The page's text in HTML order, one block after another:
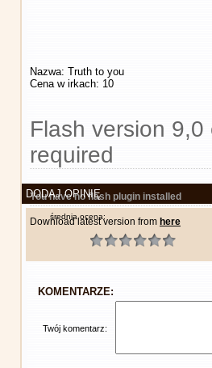
Nazwa: Truth to you
Cena w irkach: 10
Flash version 9,0
required
You have no flash plugin installed
Download latest version from here
DODAJ OPINIĘ
średnia ocena:
KOMENTARZE:
Twój komentarz: